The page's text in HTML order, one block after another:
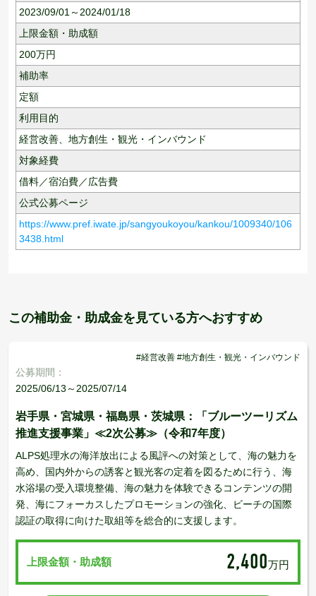
2023/09/01～2024/01/18
上限金額・助成額
200万円
補助率
定額
利用目的
経営改善、 地方創生・観光・インバウンド
対象経費
借料／宿泊費／広告費
公式公募ページ
https://www.pref.iwate.jp/sangyoukoyou/kankou/1009340/106
3438.html
この補助金・助成金を見ている方へおすすめ
#経営改善 #地方創生・観光・インバウンド
公募期間：
2025/06/13～2025/07/14
岩手県・宮城県・福島県・茨城県：「ブルーツーリズム
推進支援事業」≪2次公募≫（令和7年度）
ALPS処理水の海洋放出による風評への対策として、海の魅力を
高め、国内外からの誘客と観光客の定着を図るために行う、海
水浴場の受入環境整備、海の魅力を体験できるコンテンツの開
発、海にフォーカスしたプロモーションの強化、ビーチの国際
認証の取得に向けた取組等を総合的に支援します。
上限金額・助成額 2,400万円